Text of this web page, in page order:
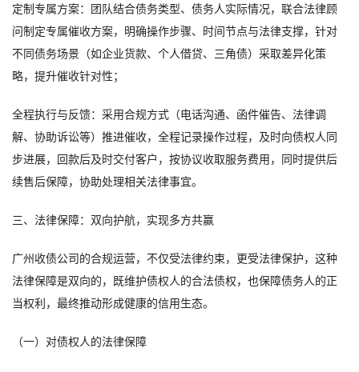
定制专属方案：团队结合债务类型、债务人实际情况，联合法律顾
问制定专属催收方案，明确操作步骤、时间节点与法律支撑，针对
不同债务场景（如企业货款、个人借贷、三角债）采取差异化策
略，提升催收针对性；
全程执行与反馈：采用合规方式（电话沟通、函件催告、法律调
解、协助诉讼等）推进催收，全程记录操作过程，及时向债权人同
步进展，回款后及时交付客户，按协议收取服务费用，同时提供后
续售后保障，协助处理相关法律事宜。
三、法律保障：双向护航，实现多方共赢
广州收债公司的合规运营，不仅受法律约束，更受法律保护，这种
法律保障是双向的，既维护债权人的合法债权，也保障债务人的正
当权利，最终推动形成健康的信用生态。
（一）对债权人的法律保障